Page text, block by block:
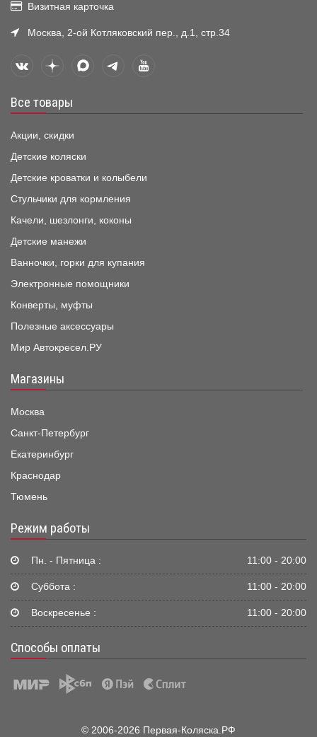
Визитная карточка
Москва, 2-ой Котляковский пер., д.1, стр.34
Все товары
Акции, скидки
Детские коляски
Детские кроватки и колыбели
Стульчики для кормления
Качели, шезлонги, коконы
Детские манежи
Ванночки, горки для купания
Электронные помощники
Конверты, муфты
Полезные аксессуары
Мир Автокресел.РУ
Магазины
Москва
Санкт-Петербург
Екатеринбург
Краснодар
Тюмень
Режим работы
Пн. - Пятница : 11:00 - 20:00
Суббота : 11:00 - 20:00
Воскресенье : 11:00 - 20:00
Способы оплаты
© 2006-2026 Первая-Коляска.РФ